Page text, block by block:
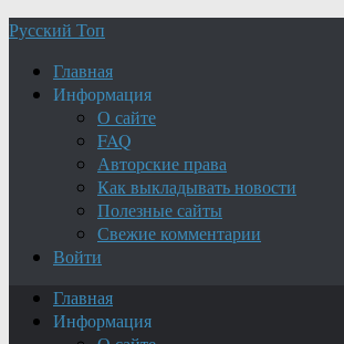
Русский Топ
Главная
Информация
О сайте
FAQ
Авторские права
Как выкладывать новости
Полезные сайты
Свежие комментарии
Войти
Главная
Информация